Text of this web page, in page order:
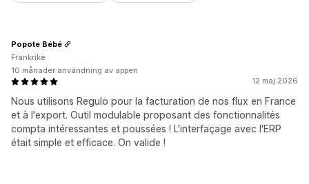
12 maj 2026
Nous utilisons Regulo pour la facturation de nos flux en France
et à l'export. Outil modulable proposant des fonctionnalités
compta intéressantes et poussées ! L'interfaçage avec l'ERP
était simple et efficace. On valide !
Popote Bébé
Frankrike
10 månader användning av appen